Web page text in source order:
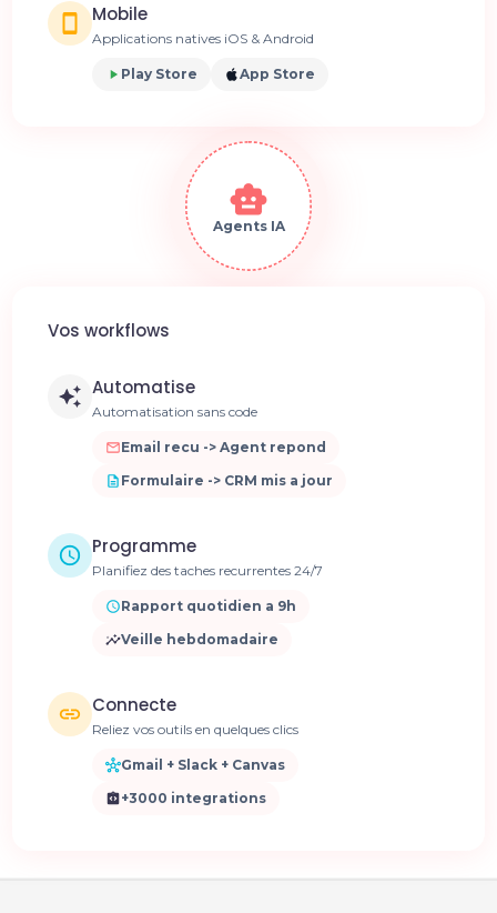
Mobile
Applications natives iOS & Android
Play Store App Store
Agents IA
Vos workflows
Automatise
Automatisation sans code
Email recu -> Agent repond
Formulaire -> CRM mis a jour
Programme
Planifiez des taches recurrentes 24/7
Rapport quotidien a 9h
Veille hebdomadaire
Connecte
Reliez vos outils en quelques clics
Gmail + Slack + Canvas
+3000 integrations